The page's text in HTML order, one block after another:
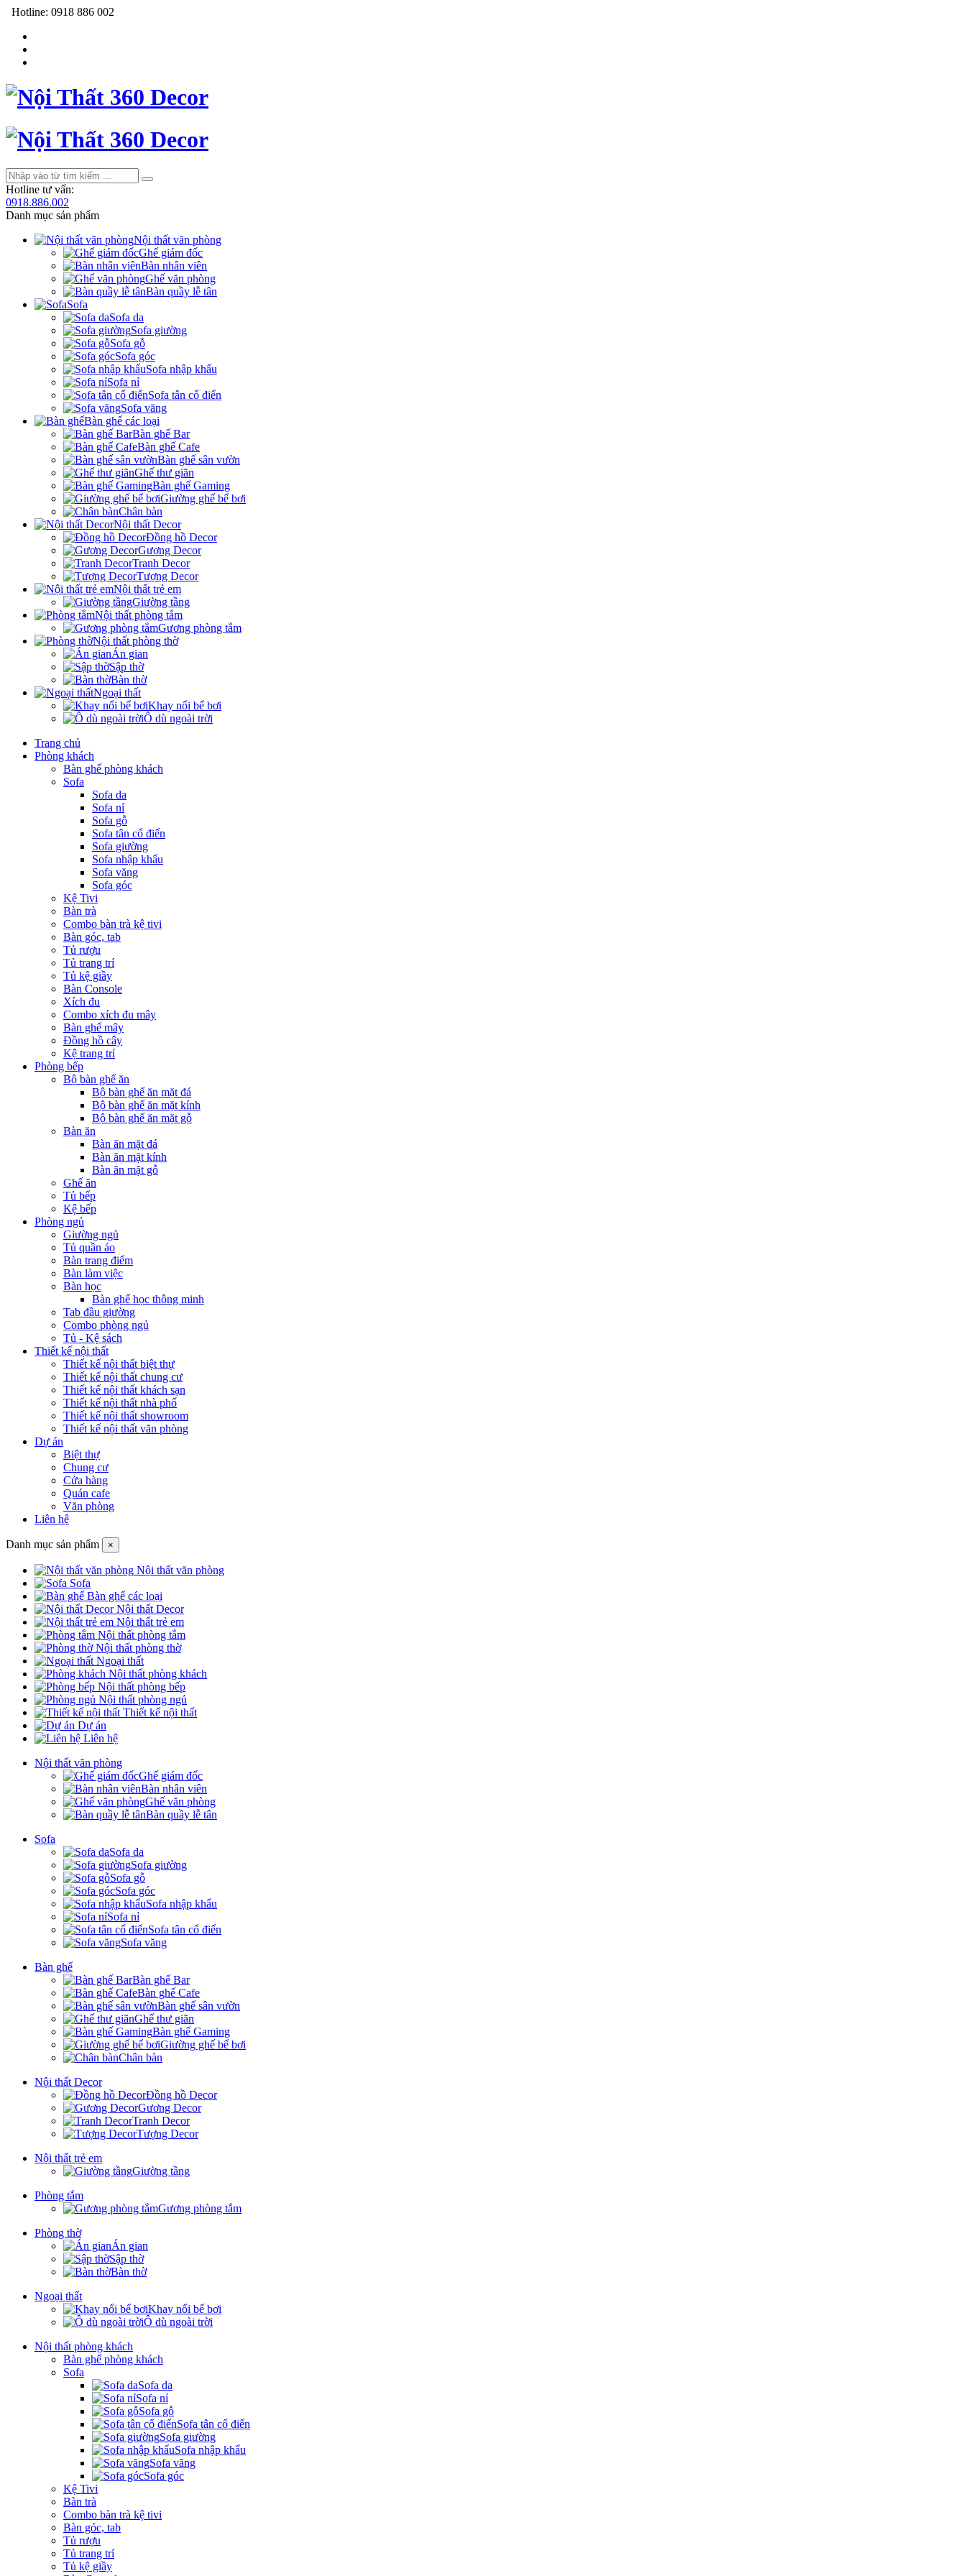
Hotline: 0918 886 002
Hotline tư vấn:
0918.886.002
Danh mục sản phẩm
Nội thất văn phòng
Ghế giám đốc
Bàn nhân viên
Ghế văn phòng
Bàn quầy lễ tân
Sofa
Sofa da
Sofa giường
Sofa gỗ
Sofa góc
Sofa nhập khẩu
Sofa nỉ
Sofa tân cổ điển
Sofa văng
Bàn ghế các loại
Bàn ghế Bar
Bàn ghế Cafe
Bàn ghế sân vườn
Ghế thư giãn
Bàn ghế Gaming
Giường ghế bể bơi
Chân bàn
Nội thất Decor
Đồng hồ Decor
Gương Decor
Tranh Decor
Tượng Decor
Nội thất trẻ em
Giường tầng
Nội thất phòng tắm
Gương phòng tắm
Nội thất phòng thờ
Án gian
Sập thờ
Bàn thờ
Ngoại thất
Khay nổi bể bơi
Ô dù ngoài trời
Trang chủ
Phòng khách
Bàn ghế phòng khách
Sofa
Sofa da
Sofa nỉ
Sofa gỗ
Sofa tân cổ điển
Sofa giường
Sofa nhập khẩu
Sofa văng
Sofa góc
Kệ Tivi
Bàn trà
Combo bàn trà kệ tivi
Bàn góc, tab
Tủ rượu
Tủ trang trí
Tủ kệ giầy
Bàn Console
Xích đu
Combo xích đu mây
Bàn ghế mây
Đồng hồ cây
Kệ trang trí
Phòng bếp
Bộ bàn ghế ăn
Bộ bàn ghế ăn mặt đá
Bộ bàn ghế ăn mặt kính
Bộ bàn ghế ăn mặt gỗ
Bàn ăn
Bàn ăn mặt đá
Bàn ăn mặt kính
Bàn ăn mặt gỗ
Ghế ăn
Tủ bếp
Kệ bếp
Phòng ngủ
Giường ngủ
Tủ quần áo
Bàn trang điểm
Bàn làm việc
Bàn học
Bàn ghế học thông minh
Tab đầu giường
Combo phòng ngủ
Tủ - Kệ sách
Thiết kế nội thất
Thiết kế nội thất biệt thự
Thiết kế nội thất chung cư
Thiết kế nội thất khách sạn
Thiết kế nội thất nhà phố
Thiết kế nội thất showroom
Thiết kế nội thất văn phòng
Dự án
Biệt thự
Chung cư
Cửa hàng
Quán cafe
Văn phòng
Liên hệ
Danh mục sản phẩm ×
Nội thất văn phòng
Sofa
Bàn ghế các loại
Nội thất Decor
Nội thất trẻ em
Nội thất phòng tắm
Nội thất phòng thờ
Ngoại thất
Nội thất phòng khách
Nội thất phòng bếp
Nội thất phòng ngủ
Thiết kế nội thất
Dự án
Liên hệ
Nội thất văn phòng
Ghế giám đốc
Bàn nhân viên
Ghế văn phòng
Bàn quầy lễ tân
Sofa
Sofa da
Sofa giường
Sofa gỗ
Sofa góc
Sofa nhập khẩu
Sofa nỉ
Sofa tân cổ điển
Sofa văng
Bàn ghế
Bàn ghế Bar
Bàn ghế Cafe
Bàn ghế sân vườn
Ghế thư giãn
Bàn ghế Gaming
Giường ghế bể bơi
Chân bàn
Nội thất Decor
Đồng hồ Decor
Gương Decor
Tranh Decor
Tượng Decor
Nội thất trẻ em
Giường tầng
Phòng tắm
Gương phòng tắm
Phòng thờ
Án gian
Sập thờ
Bàn thờ
Ngoại thất
Khay nổi bể bơi
Ô dù ngoài trời
Nội thất phòng khách
Bàn ghế phòng khách
Sofa
Sofa da
Sofa nỉ
Sofa gỗ
Sofa tân cổ điển
Sofa giường
Sofa nhập khẩu
Sofa văng
Sofa góc
Kệ Tivi
Bàn trà
Combo bàn trà kệ tivi
Bàn góc, tab
Tủ rượu
Tủ trang trí
Tủ kệ giầy